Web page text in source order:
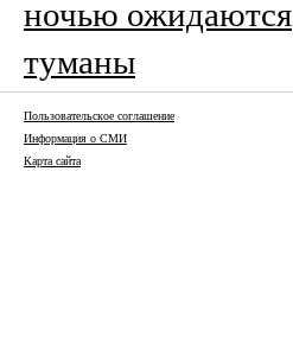
ночью ожидаются
туманы
Пользовательское соглашение
Информация о СМИ
Карта сайта